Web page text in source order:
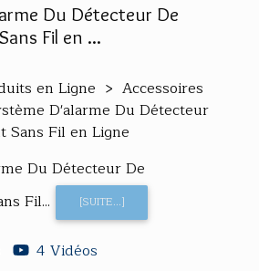
Du Détecteur De
Fil en ...
en Ligne > Accessoires
D'alarme Du Détecteur
Sans Fil en Ligne
Du Détecteur De
Fil...
[SUITE...]
4 Vidéos